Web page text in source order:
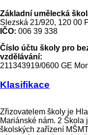
Základní umělecká
Slezská 21/920, 120 00
IČO: 006 39 338
Číslo účtu školy pro
vzdělávání:
211343919/0600 GE
Klasifikace
Zřizovatelem školy je
Mariánské nám. 2 Škola
školských zařízení